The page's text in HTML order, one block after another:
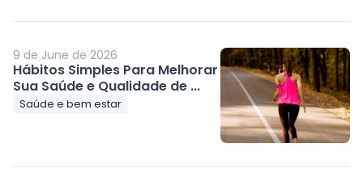
9 de June de 2026
Hábitos Simples Para Melhorar
Sua Saúde e Qualidade de ...
Saúde e bem estar